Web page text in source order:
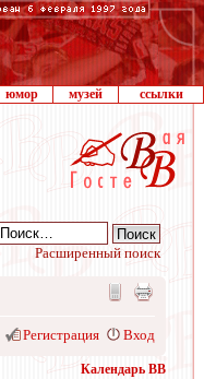
юмор музей ссылки
Расширенный поиск
Регистрация Вход
Календарь ВВ